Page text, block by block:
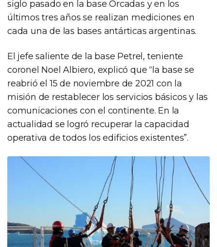
siglo pasado en la base Orcadas y en los
últimos tres años se realizan mediciones en
cada una de las bases antárticas argentinas.
El jefe saliente de la base Petrel, teniente
coronel Noel Albiero, explicó que “la base se
reabrió el 15 de noviembre de 2021 con la
misión de restablecer los servicios básicos y las
comunicaciones con el continente. En la
actualidad se logró recuperar la capacidad
operativa de todos los edificios existentes”.